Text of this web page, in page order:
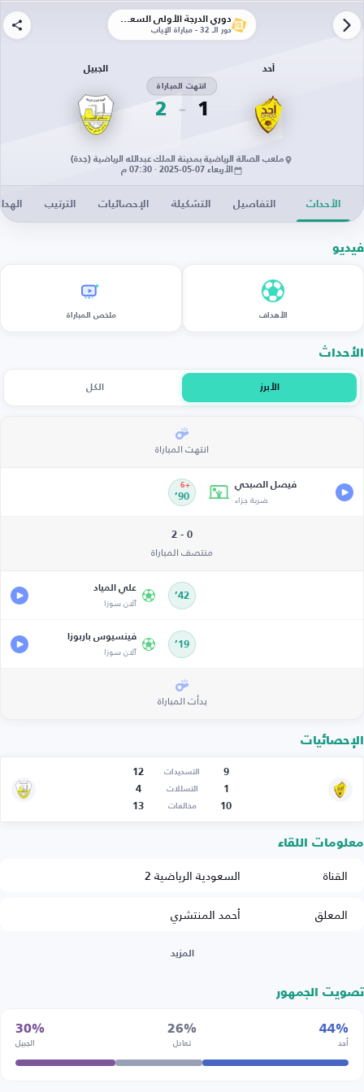
دوري الدرجة الأولى السعودي
دور الـ 32 - مباراة الإياب
أحد
1
انتهت المباراة
2
الجبيل
ملعب الصالة الرياضية بمدينة الملك عبدالله الرياضية (جدة)
الأربعاء 07-05-2025 · 07:30 م
الأحداث التفاصيل التشكيلة الإحصائيات الترتيب
فيديو
الأهداف ملخص المباراة
الأحداث
الأبرز الكل
انتهت المباراة
فيصل الصبحي
ضربة جزاء 90’
+6
0 - 2
منتصف المباراة
42’
علي المياد
آلان سوزا
19’
فينسيوس باربوزا
آلان سوزا
بدأت المباراة
الإحصائيات
9 التسديدات
12
1
التسللات
4
10
مخالفات 13
معلومات اللقاء
القناة
السعودية الرياضية 2
المعلق
أحمد المنتشري
المزيد
تصويت الجمهور
44%
أحد
26%
تعادل
30%
الجبيل